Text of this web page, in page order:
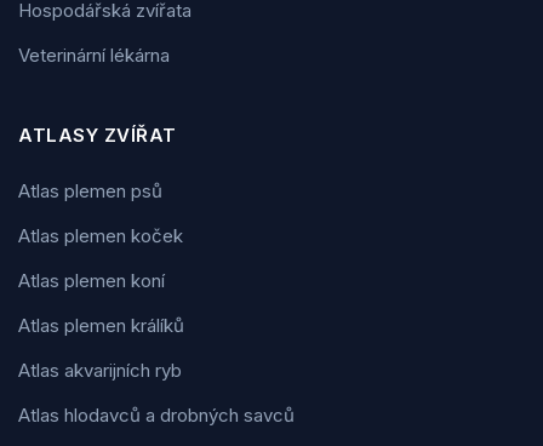
Hospodářská zvířata
Veterinární lékárna
ATLASY ZVÍŘAT
Atlas plemen psů
Atlas plemen koček
Atlas plemen koní
Atlas plemen králíků
Atlas akvarijních ryb
Atlas hlodavců a drobných savců